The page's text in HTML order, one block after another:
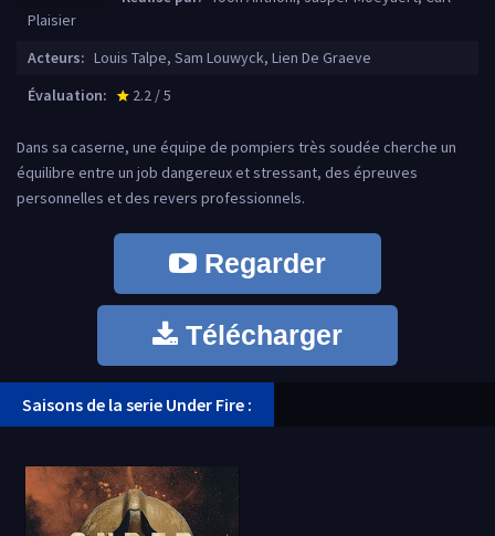
Plaisier
Acteurs: Louis Talpe, Sam Louwyck, Lien De Graeve
Évaluation:
star_rate
2.2 / 5
Dans sa caserne, une équipe de pompiers très soudée cherche un
équilibre entre un job dangereux et stressant, des épreuves
personnelles et des revers professionnels.
Regarder
Télécharger
Saisons de la serie Under Fire :